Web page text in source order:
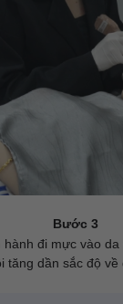
Bước 3
hành đi mực vào
tăng dần sắc độ về